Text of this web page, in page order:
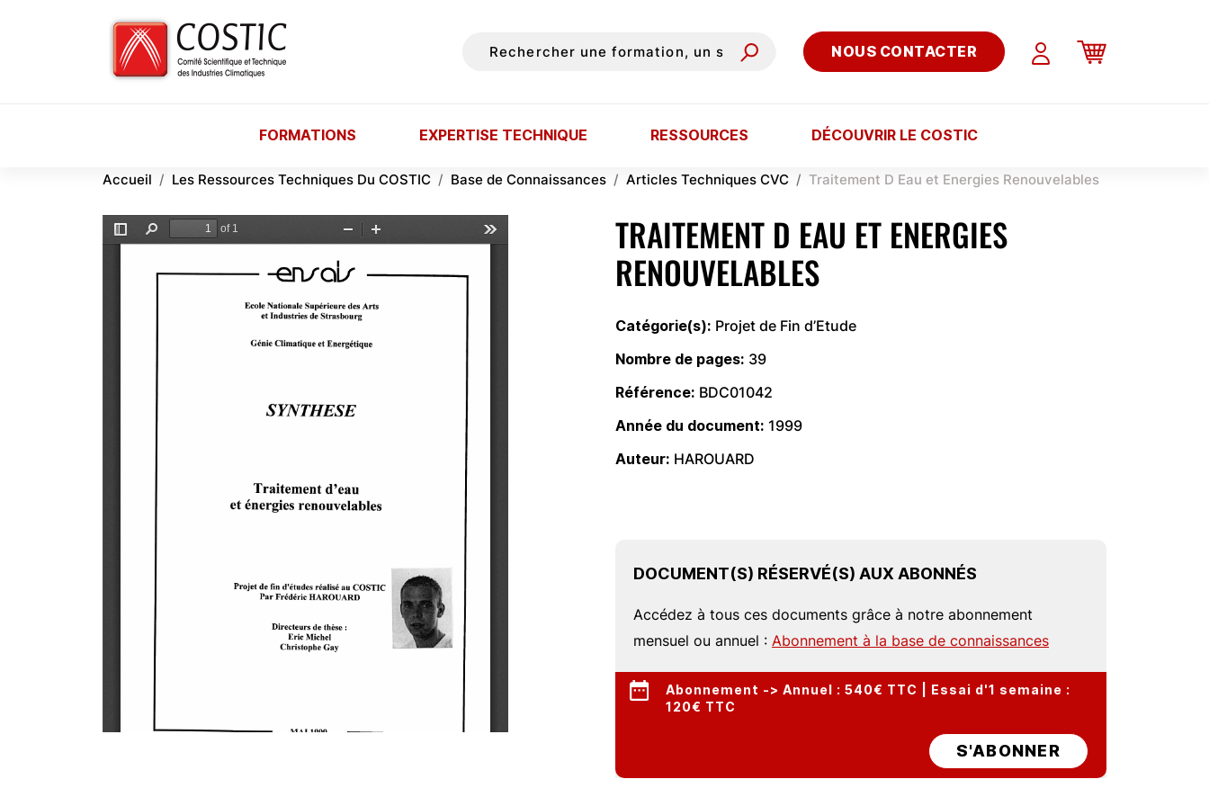
NOUS CONTACTER
FORMATIONS EXPERTISE TECHNIQUE RESSOURCES DÉCOUVRIR LE COSTIC
Accueil Les Ressources Techniques Du COSTIC Base de Connaissances Articles Techniques CVC Traitement D Eau et Energies Renouvelables
TRAITEMENT D EAU ET ENERGIES
RENOUVELABLES
Catégorie(s) Projet de Fin d’Etude
Nombre de pages 39
Référence BDC01042
Année du document 1999
Auteur HAROUARD
DOCUMENT(S) RÉSERVÉ(S) AUX ABONNÉS
Accédez à tous ces documents grâce à notre abonnement
mensuel ou annuel : Abonnement à la base de connaissances
Abonnement -> Annuel : 540€ TTC | Essai d'1 semaine :
120€ TTC
S'ABONNER